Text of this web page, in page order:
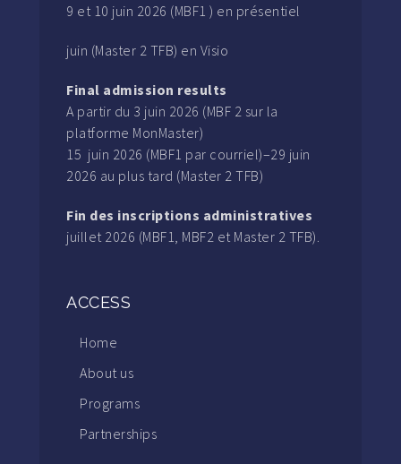
9 et 10 juin 2026 (MBF1 ) en présentiel
juin (Master 2 TFB) en Visio
Final admission results
A partir du 3 juin 2026 (MBF 2 sur la
platforme MonMaster)
15 juin 2026 (MBF1 par courriel)–29 juin
2026 au plus tard (Master 2 TFB)
Fin des inscriptions administratives
juillet 2026 (MBF1, MBF2 et Master 2 TFB).
ACCESS
Home
About us
Programs
Partnerships